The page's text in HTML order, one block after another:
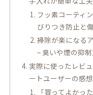
フッ素コーティ
びりつき防止と
掃除が楽になる
– 臭いや煙の抑
実際に使ったレビ
ートユーザーの感
「買ってよかっ